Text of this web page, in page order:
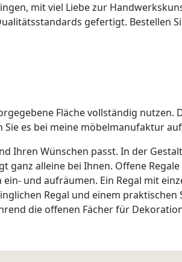
mit viel Liebe zur
gefertigt. Bestellen
Fläche vollständig nutzen.
es bei meine möbelmanufaktur
Ihren Wünschen passt. In der
ganz alleine bei Ihnen. Offene
und aufräumen. Ein Regal mit
Regal und einem praktischen
die offenen Fächer für